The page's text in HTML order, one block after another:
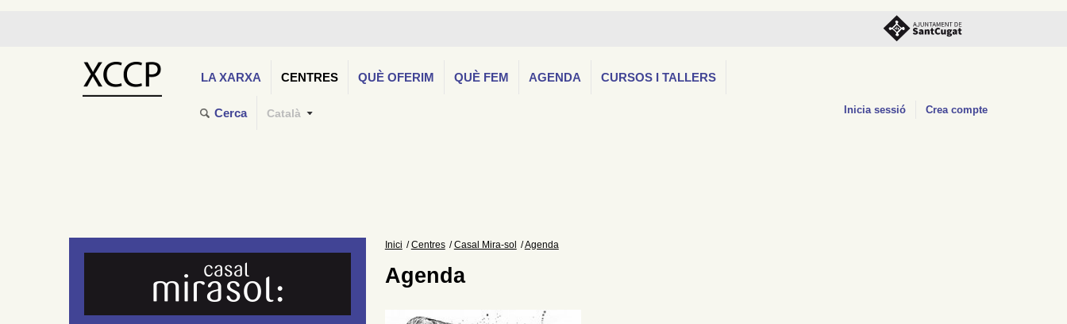
LA XARXA CENTRES QUÈ OFERIM QUÈ FEM AGENDA CURSOS I TALLERS
Cerca Català Inicia sessió Crea compte
Inici Centres Casal Mira-sol Agenda
Agenda